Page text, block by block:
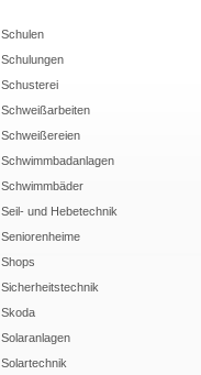
Schulen
Schulungen
Schusterei
Schweißarbeiten
Schweißereien
Schwimmbadanlagen
Schwimmbäder
Seil- und Hebetechnik
Seniorenheime
Shops
Sicherheitstechnik
Skoda
Solaranlagen
Solartechnik